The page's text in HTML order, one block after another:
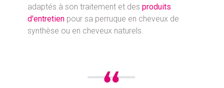
adaptés à son traitement et des produits
d'entretien pour sa perruque en cheveux de
synthèse ou en cheveux naturels.